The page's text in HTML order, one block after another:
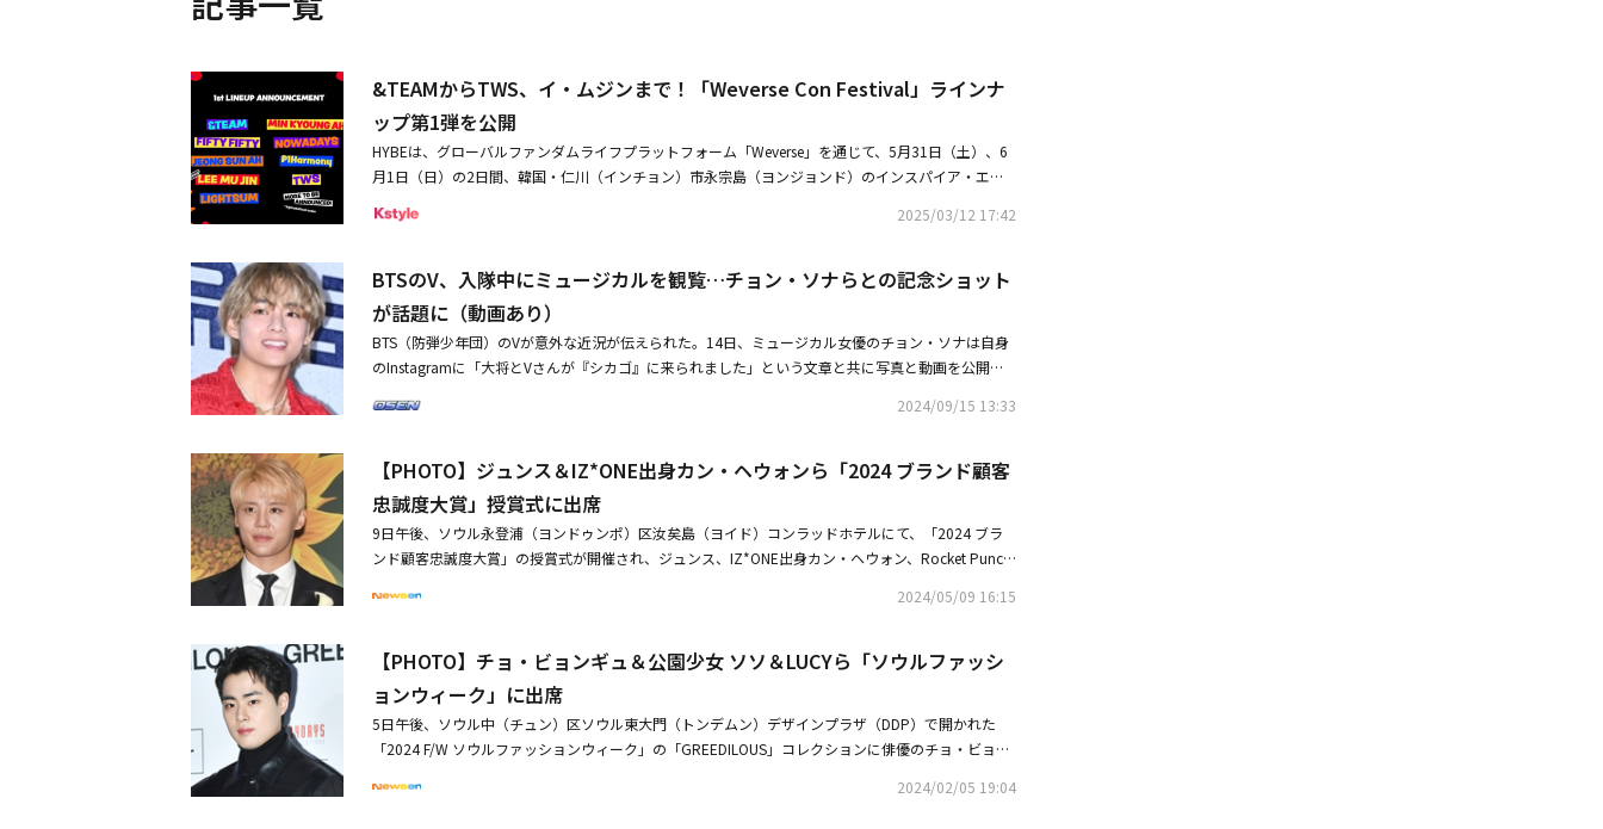
&TEAMからTWS、イ・ムジンまで！「Weverse Con Festival」ラインナ
ップ第1弾を公開
HYBEは、グローバルファンダムライフプラットフォーム「Weverse」を通じて、5月31日（土）、6
月1日（日）の2日間、韓国・仁川（インチョン）市永宗島（ヨンジョンド）のインスパイア・エン
ナップ9組を発表した。今回発表されたラインナップには、ミュージカル俳優から長期間グローバル
ジャンルのミュージシャンも含まれており、グローバル音楽フェスティバル「Weverse Con Festiva
l」の可能性をさらに広げるものとなっている。 ビルボード、オリコンなど海外の有名音楽チャート
を彩るグローバル人気K-POPアーティストたちも一堂に会す。P1Harmonyは、2024年、7thミニア
ルバム「SAD SONG」で米ビルボード「200チャート」16位、「2024ベストK-POPアルバム25」に
ランクインし、グローバル人気を証明。今回のステージでも公演型アーティストとしての真価を発揮
し、ファンを熱狂させる。日本レコード協会のダブル・プラチナ認証を獲得した&TEAMは、3年連続
レのあるダンスと華麗なパフォーマンスを披露する。実力派ガールグループLIGHTSUMにも注目が集
まっている。2024年8月にデジタルシングル「POSE!」をリリース後、様々なバラエティ番組や大学
祭のステージで見せたエネルギーを「Weverse Con Festival」でも爆発させる予定だ。「Cupid」で
世界的な人気を集めたグループFIFTY FIFTYのステージも準備されている。昨年「SOS」と「Gravit
まっている。 昨年彗星のごとく登場し、ファンを魅了したデビュー2年目のTWSの情熱的なステージ
でMelOn年間チャート1位を獲得し、主要音楽授賞式で新人賞8冠を含む計18冠を達成。次世代K-PO
Pリーダーとしての地位を確立した。2024年4月にデビューしたNOWADAYSも、新人ボーイズグルー
プならではの情熱的な魅力を「Weverse Con」で披露する。デビュー8ヶ月間で計4枚のシングルアル
バムとデジタルシングルをリリースし、息つく暇もないほど精力的に活動してきた彼らが、さらに成
熟した魅力を届ける。 2020年、韓国のオーディション番組「シングアゲイン-無名歌手伝」で強烈な
印象を残したシンガーソングライターのイ・ムジンは、2021年にリリースした「Traffic Light」が主
要音源チャートで長期間上位にランクインし、大衆的な認知を獲得した。Weverseには未参加であり
2025/03/12 17:42
BTSのV、入隊中にミュージカルを観覧…チョン・ソナらとの記念ショット
が話題に（動画あり）
BTS（防弾少年団）のVが意外な近況が伝えられた。14日、ミュージカル女優のチョン・ソナは自身
のInstagramに「大将とVさんが『シカゴ』に来られました」という文章と共に写真と動画を公開し
Vの姿が映っている。特に、現在軍服務中のVの日焼けした肌と短いヘアスタイルが目を引いた。続
ト写真を追加で公開した。この写真を見たVのファンたちは「とても会いたかった」と写真を投稿し
てくれたチョン・ソナに「ありがとうございます」と感謝のコメントを残した。・BTSのV、ファン
が集まるオープンチャットに突然登場？サプライズで交流入隊中の近況が話題に・BTSのV、1stソロ
アルバム「Layover」発売1周年を記念して過去の写真を大放出RMも祝福 この投稿をInstagramで見
る Summer Jeong(@summer.jeong)がシェアした投稿
2024/09/15 13:33
【PHOTO】ジュンス＆IZ*ONE出身カン・ヘウォンら「2024 ブランド顧客
忠誠度大賞」授賞式に出席
9日午後、ソウル永登浦（ヨンドゥンポ）区汝矣島（ヨイド）コンラッドホテルにて、「2024 ブラ
ンド顧客忠誠度大賞」の授賞式が開催され、ジュンス、IZ*ONE出身カン・ヘウォン、Rocket Punc
Fly To The Sky ブライアン、チェ・ユリ、イ・チャンホ、イ・ウンジ、Peppertonesらが出席した。
ださい。・ジュンス、子守に奮闘！？「スーパーマンが帰ってきた」登場が話題に娘がほしい（動画
あり）・【PHOTO】IZ*ONE出身カン・ヘウォン、日本ファンミーティングを終えて帰国
2024/05/09 16:15
【PHOTO】チョ・ビョンギュ＆公園少女 ソソ＆LUCYら「ソウルファッシ
ョンウィーク」に出席
5日午後、ソウル中（チュン）区ソウル東大門（トンデムン）デザインプラザ（DDP）で開かれた
「2024 F/W ソウルファッションウィーク」の「GREEDILOUS」コレクションに俳優のチョ・ビョン
KSWAN、ALi、ダンスクルー1MILLIONのリア・キム、タレントのハ・ジヨン、Fly To The Skyのブラ
2024/02/05 19:04